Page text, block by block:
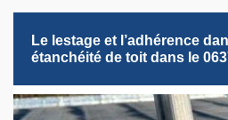
Le lestage et l’adhérence
étanchéité de toit dans le